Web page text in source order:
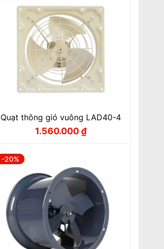
Quạt thông gió vuông LAD40-4
Giá
1.560.000₫
Giá
-20%